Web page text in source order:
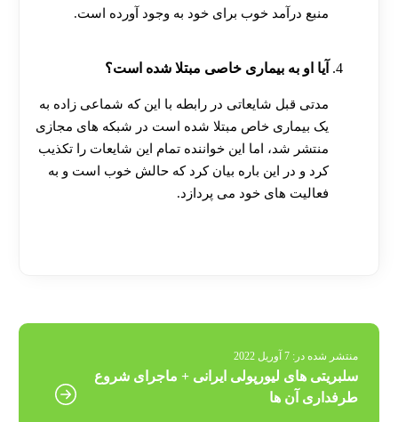
منبع درآمد خوب برای خود به وجود آورده است.
آیا او به بیماری خاصی مبتلا شده است؟
مدتی قبل شایعاتی در رابطه با این که شماعی زاده به
یک بیماری خاص مبتلا شده است در شبکه های مجازی
منتشر شد، اما این خواننده تمام این شایعات را تکذیب
کرد و در این باره بیان کرد که حالش خوب است و به
فعالیت‌ های خود می‌ پردازد.
منتشر شده در: 7 آوریل 2022
سلبریتی های لیورپولی ایرانی + ماجرای شروع
طرفداری آن ها